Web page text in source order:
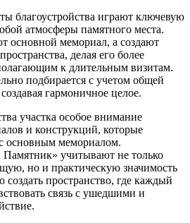
благоустройства играют ключевую
атмосферы памятного места.
основной мемориал, а создают
делая его более
к длительным визитам.
подбирается с учетом общей
гармоничное целое.
участка особое внимание
и конструкций, которые
основным мемориалом.
учитывают не только
но и практическую значимость
пространство, где каждый
связь с ушедшими и